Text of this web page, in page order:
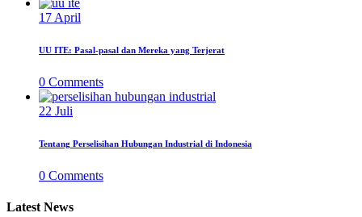
17 April
UU ITE: Pasal-pasal dan Mereka yang Terjerat
0 Comments
22 Juli
Tentang Perselisihan Hubungan Industrial di Indonesia
0 Comments
Latest News